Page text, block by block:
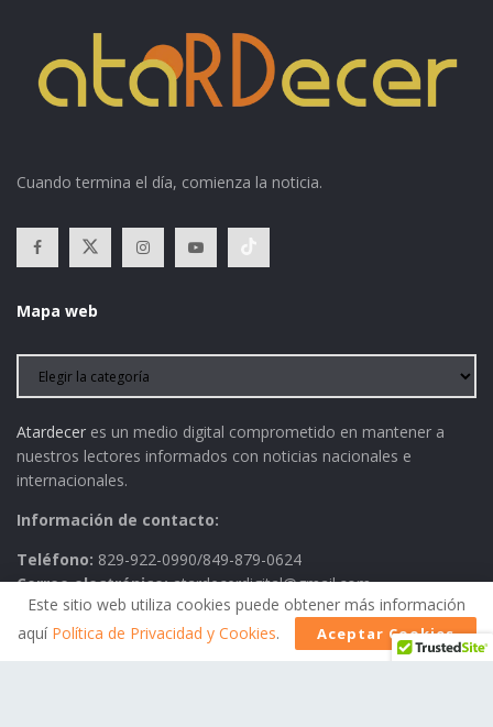
Cuando termina el día, comienza la noticia.
Mapa web
Atardecer es un medio digital comprometido en mantener a
nuestros lectores informados con noticias nacionales e
internacionales.
Información de contacto:
Teléfono: 829-922-0990/849-879-0624
Correo electrónico:atardecerdigital@gmail.com
Este sitio web utiliza cookies puede obtener más información
aquí Política de Privacidad y Cookies. Aceptar Cookies